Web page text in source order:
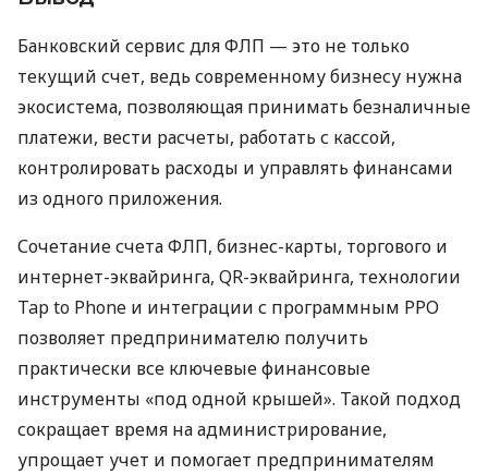
Банковский сервис для ФЛП — это не только
текущий счет, ведь современному бизнесу нужна
экосистема, позволяющая принимать безналичные
платежи, вести расчеты, работать с кассой,
контролировать расходы и управлять финансами
из одного приложения.
Сочетание счета ФЛП, бизнес-карты, торгового и
интернет-эквайринга, QR-эквайринга, технологии
Tap to Phone и интеграции с программным РРО
позволяет предпринимателю получить
практически все ключевые финансовые
инструменты «под одной крышей». Такой подход
сокращает время на администрирование,
упрощает учет и помогает предпринимателям